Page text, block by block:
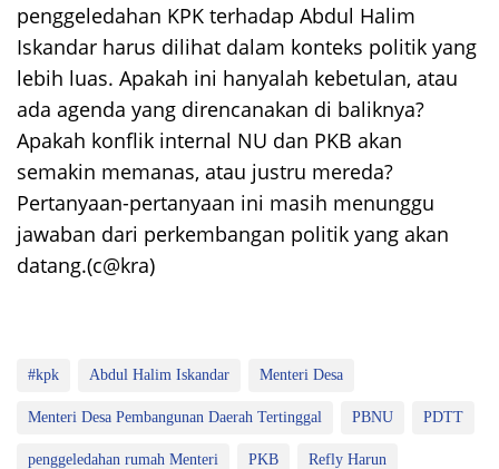
penggeledahan KPK terhadap Abdul Halim
Iskandar harus dilihat dalam konteks politik yang
lebih luas. Apakah ini hanyalah kebetulan, atau
ada agenda yang direncanakan di baliknya?
Apakah konflik internal NU dan PKB akan
semakin memanas, atau justru mereda?
Pertanyaan-pertanyaan ini masih menunggu
jawaban dari perkembangan politik yang akan
datang.(c@kra)
#kpk Abdul Halim Iskandar Menteri Desa
Menteri Desa Pembangunan Daerah Tertinggal PBNU PDTT
penggeledahan rumah Menteri PKB Refly Harun